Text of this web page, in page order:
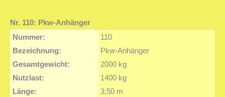
Nr. 110: Pkw-Anhänger
Nummer:
Bezeichnung:
Gesamtgewicht:
Nutzlast:
Länge:
110
Pkw-Anhänger
2000 kg
1400 kg
3,50 m